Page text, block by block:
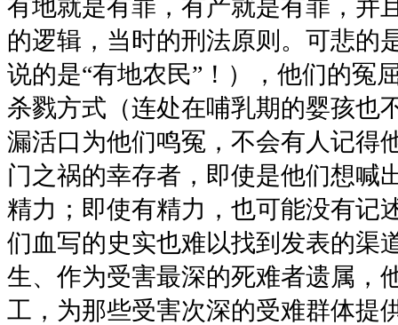
有地就是有罪，有产就是有罪，
的逻辑，当时的刑法原则。可悲的
说的是“有地农民”！），他们的冤
杀戮方式（连处在哺乳期的婴孩也
漏活口为他们鸣冤，不会有人记得
门之祸的幸存者，即使是他们想喊
精力；即使有精力，也可能没有记
们血写的史实也难以找到发表的
生、作为受害最深的死难者遗属，
工，为那些受害次深的受难群体提